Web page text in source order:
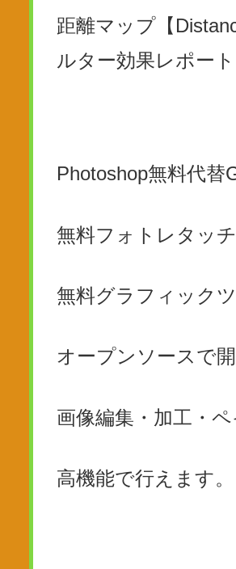
距離マップ【
ルター効果レポート
Photoshop無料代替
無料フォトレタッ
無料グラフィックツ
オープンソースで
画像編集・加工・
高機能で行えます。